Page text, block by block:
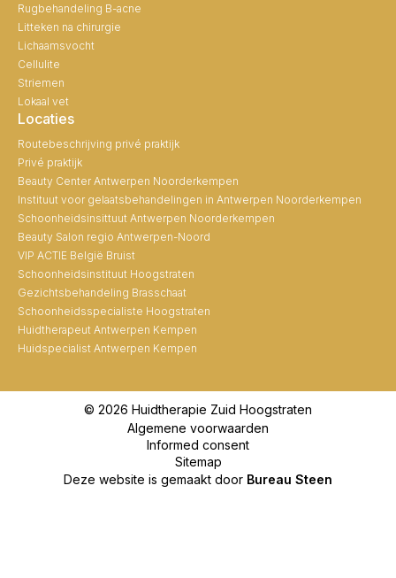
Rugbehandeling B-acne
Litteken na chirurgie
Lichaamsvocht
Cellulite
Striemen
Lokaal vet
Locaties
Routebeschrijving privé praktijk
Privé praktijk
Beauty Center Antwerpen Noorderkempen
Instituut voor gelaatsbehandelingen in Antwerpen Noorderkempen
Schoonheidsinsittuut Antwerpen Noorderkempen
Beauty Salon regio Antwerpen-Noord
VIP ACTIE België Bruist
Schoonheidsinstituut Hoogstraten
Gezichtsbehandeling Brasschaat
Schoonheidsspecialiste Hoogstraten
Huidtherapeut Antwerpen Kempen
Huidspecialist Antwerpen Kempen
© 2026 Huidtherapie Zuid Hoogstraten
Algemene voorwaarden
Informed consent
Sitemap
Deze website is gemaakt door Bureau Steen